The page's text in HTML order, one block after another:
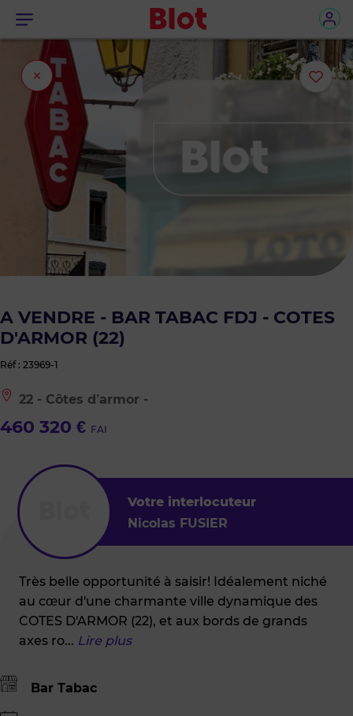
Menu
Fermer
l'onglet
des
A VENDRE - BAR TABAC FDJ - COTES
D'ARMOR (22)
Réf : 23969-1
460 320 € FAI
Le
bien
est
situé
Côtes
d’armor
22 - Côtes d’armor -
Votre interlocuteur
Nicolas FUSIER
Très belle opportunité à saisir! Idéalement niché
au cœur d'une charmante ville dynamique des
COTES D'ARMOR (22), et aux bords de grands
axes ro... Lire plus
Bar Tabac